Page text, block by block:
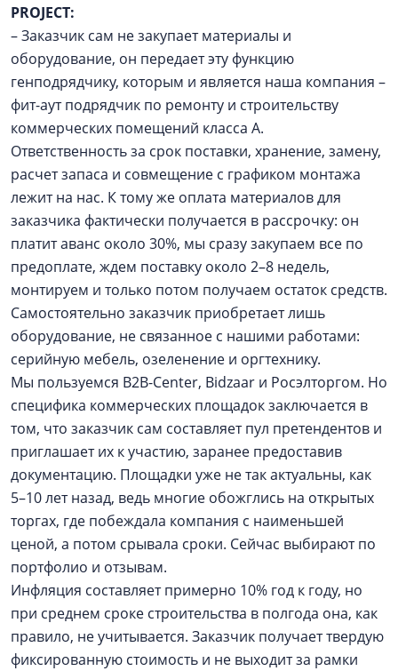
PROJECT:
– Заказчик сам не закупает материалы и
оборудование, он передает эту функцию
генподрядчику, которым и является наша компания –
фит-аут подрядчик по ремонту и строительству
коммерческих помещений класса А.
Ответственность за срок поставки, хранение, замену,
расчет запаса и совмещение с графиком монтажа
лежит на нас. К тому же оплата материалов для
заказчика фактически получается в рассрочку: он
платит аванс около 30%, мы сразу закупаем все по
предоплате, ждем поставку около 2–8 недель,
монтируем и только потом получаем остаток средств.
Самостоятельно заказчик приобретает лишь
оборудование, не связанное с нашими работами:
серийную мебель, озеленение и оргтехнику.
Мы пользуемся B2B-Center, Bidzaar и Росэлторгом. Но
специфика коммерческих площадок заключается в
том, что заказчик сам составляет пул претендентов и
приглашает их к участию, заранее предоставив
документацию. Площадки уже не так актуальны, как
5–10 лет назад, ведь многие обожглись на открытых
торгах, где побеждала компания с наименьшей
ценой, а потом срывала сроки. Сейчас выбирают по
портфолио и отзывам.
Инфляция составляет примерно 10% год к году, но
при среднем сроке строительства в полгода она, как
правило, не учитывается. Заказчик получает твердую
фиксированную стоимость и не выходит за рамки